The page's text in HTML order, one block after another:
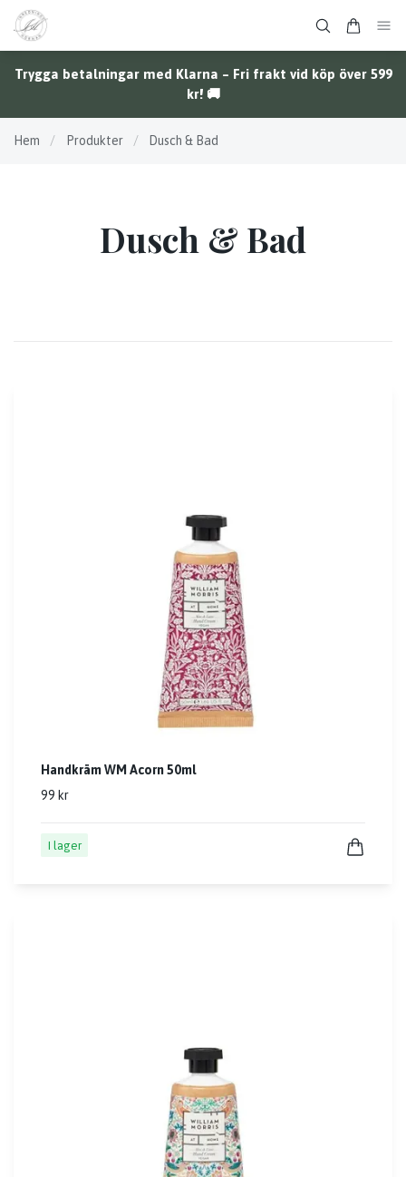
Trygga betalningar med Klarna – Fri frakt vid köp över 599
kr! 🚚
Hem / Produkter / Dusch & Bad
Dusch & Bad
Handkräm WM Acorn 50ml
99 kr
I lager